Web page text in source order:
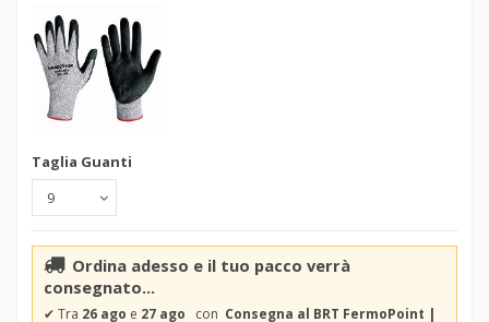
Taglia Guanti
Ordina adesso e il tuo pacco verrà
consegnato...
✔ Tra 26 ago e 27 ago con Consegna al BRT FermoPoint |